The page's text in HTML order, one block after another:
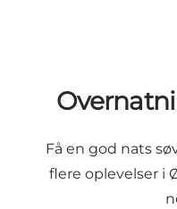
Få en god nats
flere oplevelser i